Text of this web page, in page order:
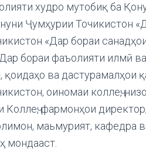
худро мутобиқ ба
Ҷумҳурии Точикистон
«Дар бораи
бораи фаъолияти илмӣ
қоидаҳо ва дастурамалҳои
оиномаи коллеҷ,
Коллеҷ, фармонҳои
маьмурият, кафедра
мондааст.